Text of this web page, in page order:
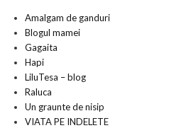
Amalgam de ganduri
Blogul mamei
Gagaita
Hapi
LiluTesa – blog
Raluca
Un graunte de nisip
VIATA PE INDELETE